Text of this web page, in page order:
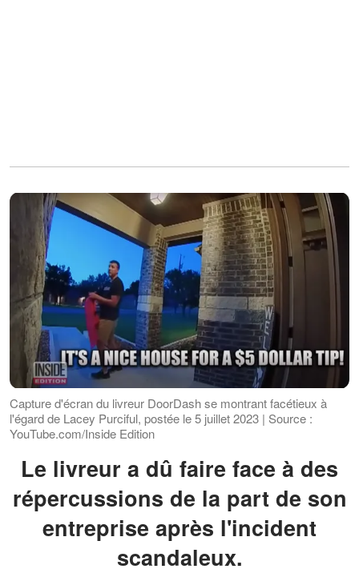
Capture d'écran du livreur DoorDash se montrant facétieux à
l'égard de Lacey Purciful, postée le 5 juillet 2023 | Source :
YouTube.com/Inside Edition
Le livreur a dû faire face à des
répercussions de la part de son
entreprise après l'incident
scandaleux.